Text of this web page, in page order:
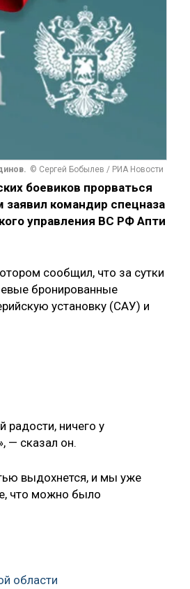
© Сергей Бобылев / РИА Новости
боевиков прорваться
заявил командир спецназа
управления ВС РФ Апти
сообщил, что за сутки
бронированные
установку (САУ) и
радости, ничего у
— сказал он.
выдохнется, и мы уже
что можно было
области